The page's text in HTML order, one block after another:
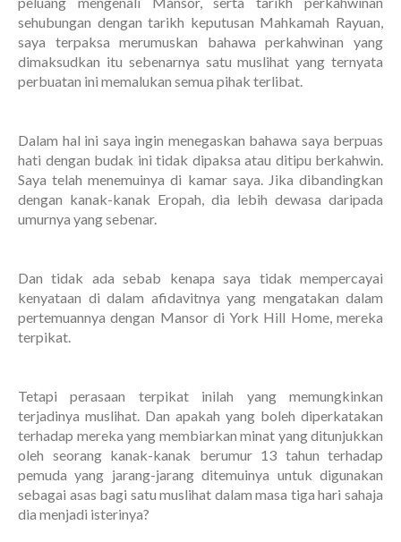
sehubungan dengan tarikh keputusan Mahkamah Rayuan,
saya terpaksa merumuskan bahawa perkahwinan yang
dimaksudkan itu sebenarnya satu muslihat yang ternyata
perbuatan ini memalukan semua pihak terlibat.
Dalam hal ini saya ingin menegaskan bahawa saya berpuas
hati dengan budak ini tidak dipaksa atau ditipu berkahwin.
Saya telah menemuinya di kamar saya. Jika dibandingkan
dengan kanak-kanak Eropah, dia lebih dewasa daripada
umurnya yang sebenar.
Dan tidak ada sebab kenapa saya tidak mempercayai
kenyataan di dalam afidavitnya yang mengatakan dalam
pertemuannya dengan Mansor di York Hill Home, mereka
terpikat.
Tetapi perasaan terpikat inilah yang memungkinkan
terjadinya muslihat. Dan apakah yang boleh diperkatakan
terhadap mereka yang membiarkan minat yang ditunjukkan
oleh seorang kanak-kanak berumur 13 tahun terhadap
pemuda yang jarang-jarang ditemuinya untuk digunakan
sebagai asas bagi satu muslihat dalam masa tiga hari sahaja
dia menjadi isterinya?